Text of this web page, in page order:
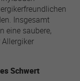
Insgesamt
eine saubere,
Schwert